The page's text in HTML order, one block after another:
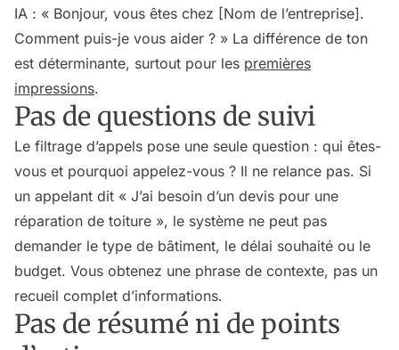
IA : « Bonjour, vous êtes chez [Nom de l’entreprise].
Comment puis-je vous aider ? » La différence de ton
est déterminante, surtout pour les premières
impressions.
Pas de questions de suivi
Le filtrage d’appels pose une seule question : qui êtes-
vous et pourquoi appelez-vous ? Il ne relance pas. Si
un appelant dit « J’ai besoin d’un devis pour une
réparation de toiture », le système ne peut pas
demander le type de bâtiment, le délai souhaité ou le
budget. Vous obtenez une phrase de contexte, pas un
recueil complet d’informations.
Pas de résumé ni de points